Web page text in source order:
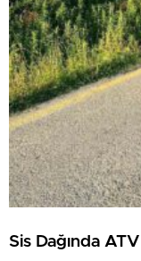
Sis Dağında